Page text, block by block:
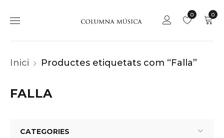
0
0
Inici Productes etiquetats com “Falla”
FALLA
CATEGORIES